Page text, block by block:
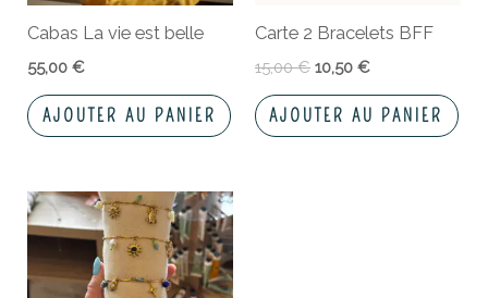
Cabas La vie est belle
55,00€
AJOUTER AU PANIER
Carte 2 Bracelets BFF
15,00€ 10,50 €
AJOUTER AU PANIER
Ce
produit
a
plusieurs